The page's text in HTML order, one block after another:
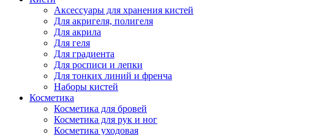
Аксессуары для хранения кистей
Для акригеля, полигеля
Для акрила
Для геля
Для градиента
Для росписи и лепки
Для тонких линий и френча
Наборы кистей
Косметика
Косметика для бровей
Косметика для рук и ног
Косметика уходовая